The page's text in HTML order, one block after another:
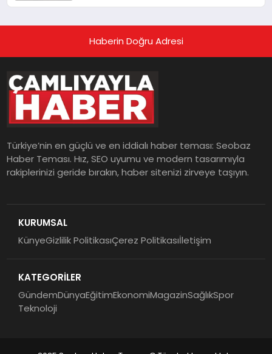
Haberin Doğru Adresi
Türkiye’nin en güçlü ve en iddialı haber teması: Seobaz
Haber Teması. Hız, SEO uyumu ve modern tasarımıyla
rakiplerinizi geride bırakın, haber sitenizi zirveye taşıyın.
KURUMSAL
KünyeGizlilik PolitikasıÇerez Politikasıİletişim
KATEGORİLER
GündemDünyaEğitimEkonomiMagazinSağlıkSpor
Teknoloji